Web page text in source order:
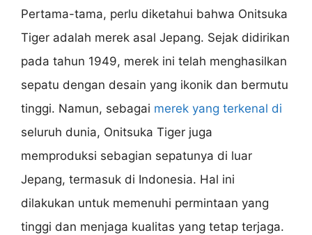
Pertama-tama, perlu diketahui bahwa Onitsuka
Tiger adalah merek asal Jepang. Sejak didirikan
pada tahun 1949, merek ini telah menghasilkan
sepatu dengan desain yang ikonik dan bermutu
tinggi. Namun, sebagai merek yang terkenal di
seluruh dunia, Onitsuka Tiger juga
memproduksi sebagian sepatunya di luar
Jepang, termasuk di Indonesia. Hal ini
dilakukan untuk memenuhi permintaan yang
tinggi dan menjaga kualitas yang tetap terjaga.